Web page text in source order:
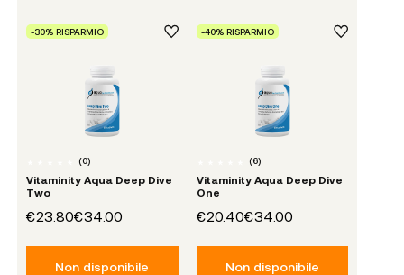
-30% RISPARMIO
(0)
Vitaminity Aqua Deep Dive
Two
€23.80€34.00
Non disponibile
-40% RISPARMIO
(6)
Vitaminity Aqua Deep Dive
One
€20.40€34.00
Non disponibile